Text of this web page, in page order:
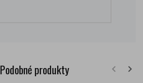
Podobné produkty